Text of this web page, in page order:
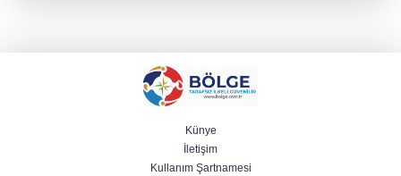
Künye
İletişim
Kullanım Şartnamesi